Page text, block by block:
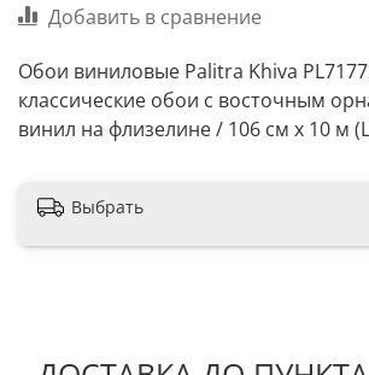
Добавить в сравнение
Обои виниловые Palitra Khiva
классические обои с восточным
винил на флизелине / 106 см х 10 м
Выбрать